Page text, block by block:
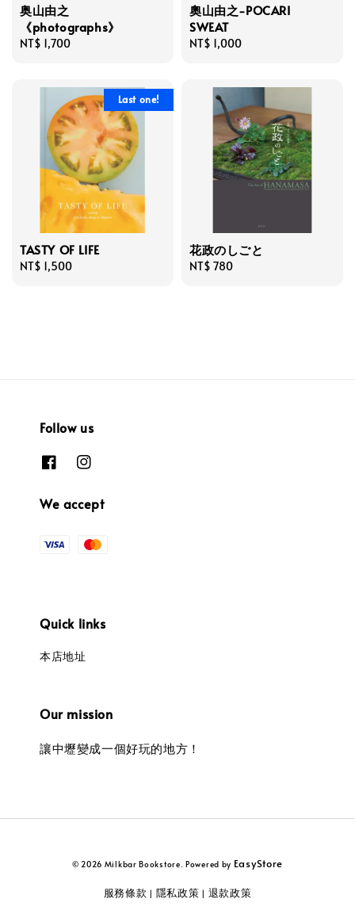
奥山由之
《photographs》
Regular
NT$ 1,700
奧山由之-POCARI
SWEAT
Regular
NT$ 1,000
Last one!
TASTY OF LIFE
Regular
NT$ 1,500
花政のしごと
Regular
NT$ 780
Follow us
We accept
Quick links
本店地址
Our mission
讓中壢變成一個好玩的地方！
© 2026 Milkbar Bookstore. Powered by EasyStore
服務條款 | 隱私政策 | 退款政策